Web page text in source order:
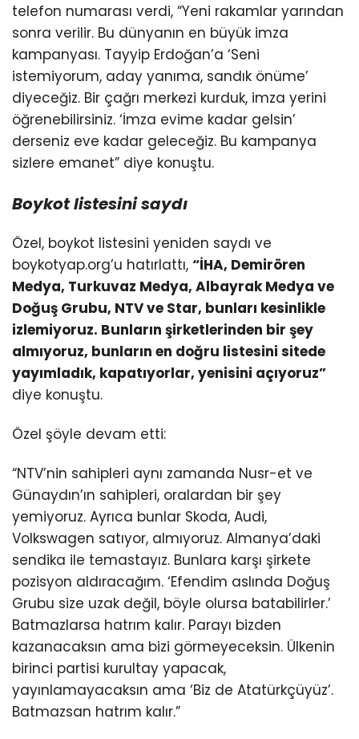
telefon numarası verdi, “Yeni rakamlar yarından
sonra verilir. Bu dünyanın en büyük imza
kampanyası. Tayyip Erdoğan’a ‘Seni
istemiyorum, aday yanıma, sandık önüme’
diyeceğiz. Bir çağrı merkezi kurduk, imza yerini
öğrenebilirsiniz. ‘İmza evime kadar gelsin’
derseniz eve kadar geleceğiz. Bu kampanya
sizlere emanet” diye konuştu.
Boykot listesini saydı
Özel, boykot listesini yeniden saydı ve
boykotyap.org’u hatırlattı, “İHA, Demirören
Medya, Turkuvaz Medya, Albayrak Medya ve
Doğuş Grubu, NTV ve Star, bunları kesinlikle
izlemiyoruz. Bunların şirketlerinden bir şey
almıyoruz, bunların en doğru listesini sitede
yayımladık, kapatıyorlar, yenisini açıyoruz”
diye konuştu.
Özel şöyle devam etti:
“NTV’nin sahipleri aynı zamanda Nusr-et ve
Günaydın’ın sahipleri, oralardan bir şey
yemiyoruz. Ayrıca bunlar Skoda, Audi,
Volkswagen satıyor, almıyoruz. Almanya’daki
sendika ile temastayız. Bunlara karşı şirkete
pozisyon aldıracağım. ‘Efendim aslında Doğuş
Grubu size uzak değil, böyle olursa batabilirler.’
Batmazlarsa hatrım kalır. Parayı bizden
kazanacaksın ama bizi görmeyeceksin. Ülkenin
birinci partisi kurultay yapacak,
yayınlamayacaksın ama ‘Biz de Atatürkçüyüz’.
Batmazsan hatrım kalır.”